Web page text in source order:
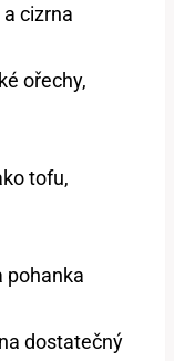
cizrna
ořechy,
tofu,
pohanka
dostatečný